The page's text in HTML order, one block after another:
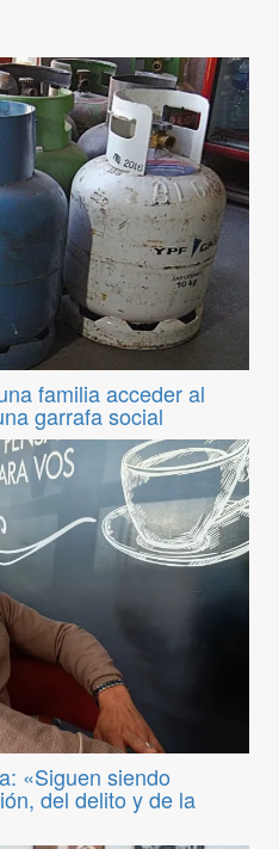
familia acceder al
garrafa social
«Siguen siendo
del delito y de la